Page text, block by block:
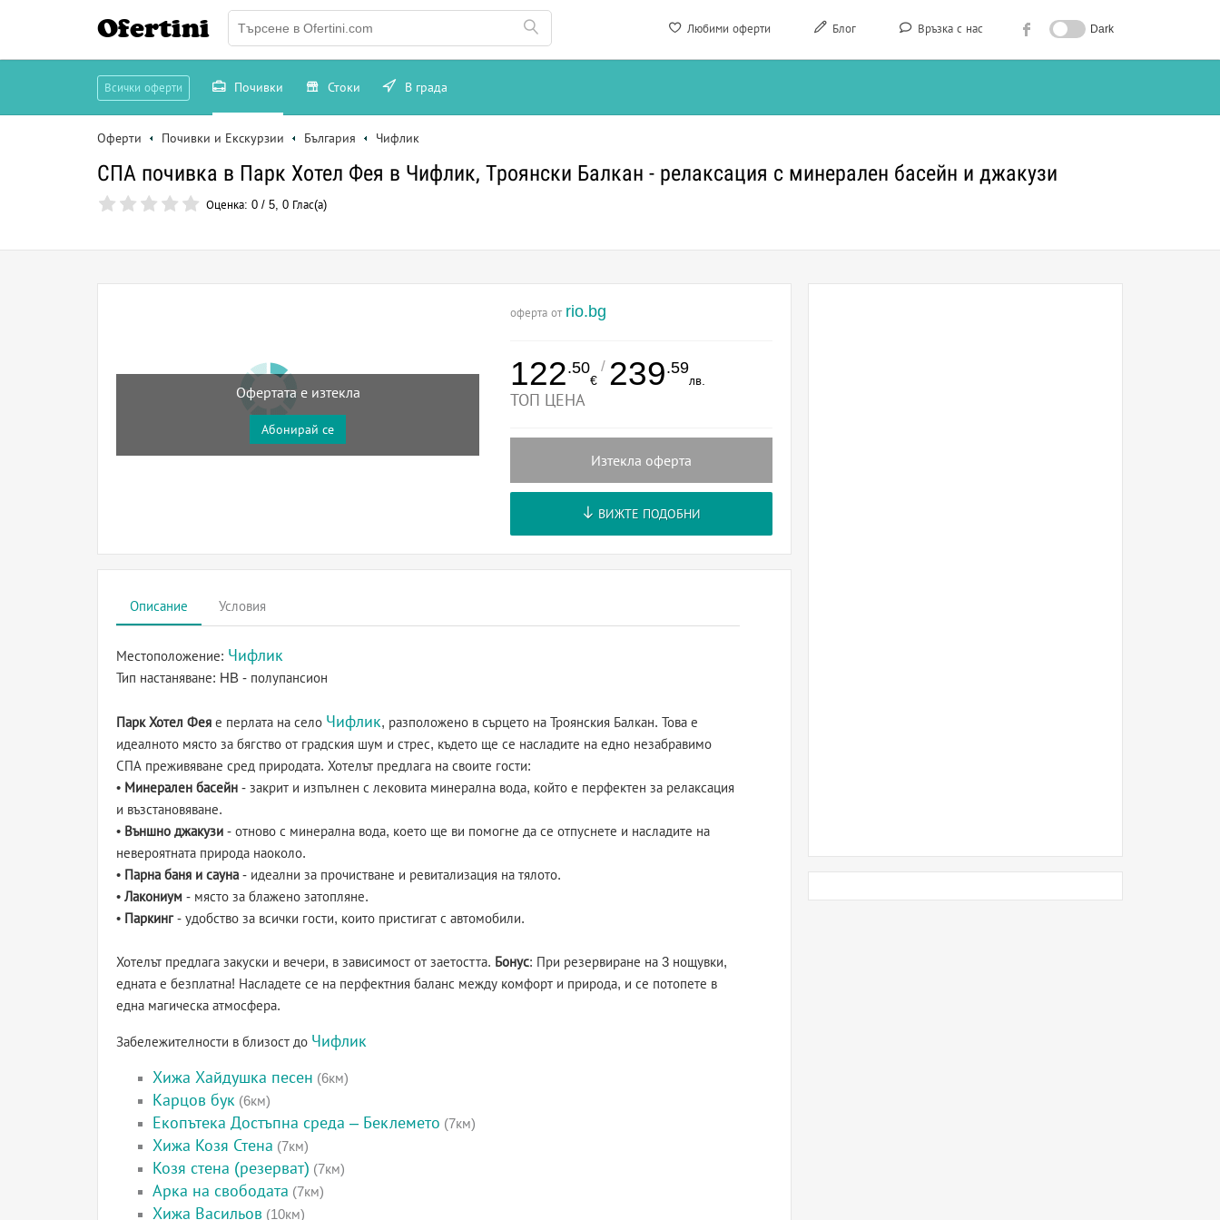
Любими оферти Блог Връзка с нас Dark
Ofertini
Всички оферти Почивки Стоки В града
Оферти Почивки и Екскурзии България Чифлик
СПА почивка в Парк Хотел Фея в Чифлик, Троянски Балкан - релаксация с минерален басейн и джакузи
Оценка: 0 / 5, 0 Глас(а)
Офертата е изтекла
Абонирай се
оферта от rio.bg
122.50
€
/ 239.59
лв.
ТОП ЦЕНА
Изтекла оферта
ВИЖТЕ ПОДОБНИ
Описание Условия
Местоположение: Чифлик
Тип настаняване: HB - полупансион
Парк Хотел Фея е перлата на село Чифлик, разположено в сърцето на Троянския Балкан. Това е
идеалното място за бягство от градския шум и стрес, където ще се насладите на едно незабравимо
СПА преживяване сред природата. Хотелът предлага на своите гости:
• Минерален басейн - закрит и изпълнен с лековита минерална вода, който е перфектен за релаксация
и възстановяване.
• Външно джакузи - отново с минерална вода, което ще ви помогне да се отпуснете и насладите на
невероятната природа наоколо.
• Парна баня и сауна - идеални за прочистване и ревитализация на тялото.
• Лакониум - място за блажено затопляне.
• Паркинг- удобство за всички гости, които пристигат с автомобили.
Хотелът предлага закуски и вечери, в зависимост от заетостта. Бонус: При резервиране на 3 нощувки,
едната е безплатна! Насладете се на перфектния баланс между комфорт и природа, и се потопете в
една магическа атмосфера.
Забележителности в близост до Чифлик
Хижа Хайдушка песен (6км)
Карцов бук (6км)
Екопътека Достъпна среда – Беклемето (7км)
Хижа Козя Стена (7км)
Козя стена (резерват) (7км)
Арка на свободата (7км)
Хижа Васильов (10км)